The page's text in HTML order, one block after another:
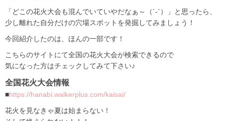
「どこの花火大会も混んでいていやだなぁ～（´-`）」と思ったら、
少し離れた自分だけの穴場スポットを発掘してみましょう！
今回紹介したのは、ほんの一部です！
こちらのサイトにて全国の花火大会が検索できるので
気になった方はチェックしてみて下さい♪
全国花火大会情報
■https://hanabi.walkerplus.com/kaisai/
花火を見なきゃ夏は始まらない！